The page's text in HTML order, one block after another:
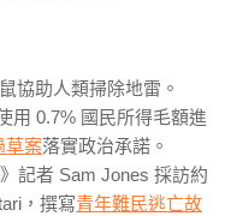
協助人類掃除地雷。
用 0.7% 國民所得毛額進
草案落實政治承諾。
記者 Sam Jones 採訪約
，撰寫青年難民逃亡故